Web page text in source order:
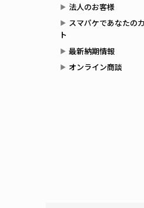
法人のお客様
スマパケであなたの
ト
最新納期情報
オンライン商談